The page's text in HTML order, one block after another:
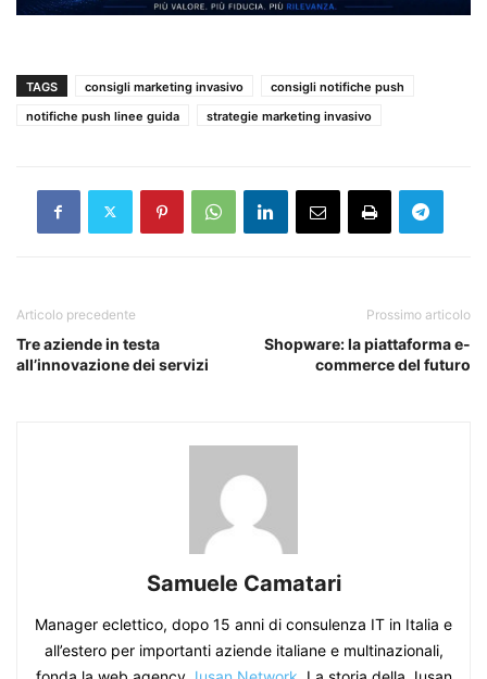
TAGS consigli marketing invasivo
consigli notifiche push
notifiche push linee guida
strategie marketing invasivo
Articolo precedente
Tre aziende in testa
all’innovazione dei servizi
Prossimo articolo
Shopware: la piattaforma e-
commerce del futuro
Samuele Camatari
Manager eclettico, dopo 15 anni di consulenza IT in Italia e
all’estero per importanti aziende italiane e multinazionali,